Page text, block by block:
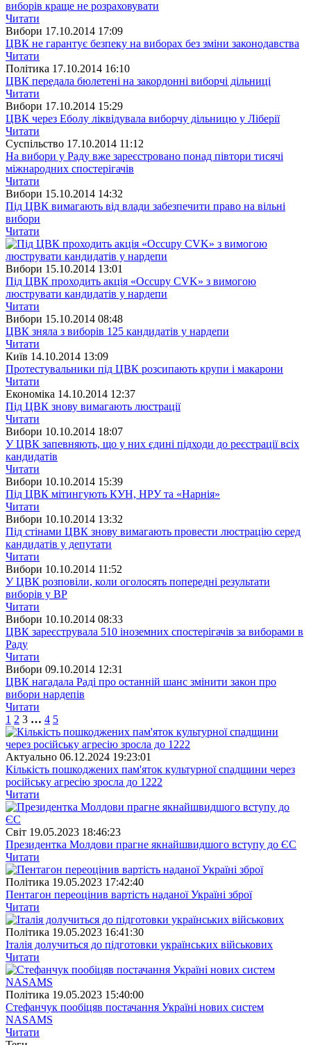
виборів краще не розраховувати
Читати
Вибори 17.10.2014 17:09
ЦВК не гарантує безпеку на виборах без зміни законодавства
Читати
Полiтика 17.10.2014 16:10
ЦВК передала бюлетені на закордонні виборчі дільниці
Читати
Вибори 17.10.2014 15:29
ЦВК через Еболу ліквідувала виборчу дільницю у Ліберії
Читати
Суспiльство 17.10.2014 11:12
На вибори у Раду вже зареєстровано понад півтори тисячі
міжнародних спостерігачів
Читати
Вибори 15.10.2014 14:32
Під ЦВК вимагають від влади забезпечити право на вільні
вибори
Читати
Вибори 15.10.2014 13:01
Під ЦВК проходить акція «Occupy CVK» з вимогою
люструвати кандидатів у нардепи
Читати
Вибори 15.10.2014 08:48
ЦВК зняла з виборів 125 кандидатів у нардепи
Читати
Київ 14.10.2014 13:09
Протестувальники під ЦВК розсипають крупи і макарони
Читати
Економіка 14.10.2014 12:37
Під ЦВК знову вимагають люстрації
Читати
Вибори 10.10.2014 18:07
У ЦВК запевняють, що у них єдині підходи до реєстрації всіх
кандидатів
Читати
Вибори 10.10.2014 15:39
Під ЦВК мітингують КУН, НРУ та «Нарнія»
Читати
Вибори 10.10.2014 13:32
Під стінами ЦВК знову вимагають провести люстрацію серед
кандидатів у депутати
Читати
Вибори 10.10.2014 11:52
У ЦВК розповіли, коли оголосять попередні результати
виборів у ВР
Читати
Вибори 10.10.2014 08:33
ЦВК зареєструвала 510 іноземних спостерігачів за виборами в
Раду
Читати
Вибори 09.10.2014 12:31
ЦВК нагадала Раді про останній шанс змінити закон про
вибори нардепів
Читати
1 2 3 … 4 5
Актуально 06.12.2024 19:23:01
Кількість пошкоджених пам'яток культурної спадщини через
російську агресію зросла до 1222
Читати
Свiт 19.05.2023 18:46:23
Президентка Молдови прагне якнайшвидшого вступу до ЄС
Читати
Полiтика 19.05.2023 17:42:40
Пентагон переоцінив вартість наданої Україні зброї
Читати
Полiтика 19.05.2023 16:41:30
Італія долучиться до підготовки українських військових
Читати
Полiтика 19.05.2023 15:40:00
Стефанчук пообіцяв постачання Україні нових систем
NASAMS
Читати